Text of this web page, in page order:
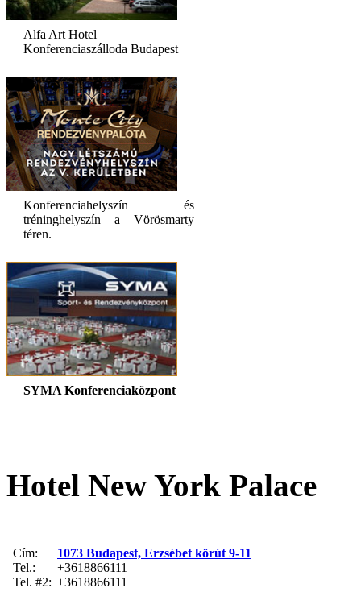
Alfa Art Hotel
Konferenciaszálloda Budapest
Konferenciahelyszín és
tréninghelyszín a Vörösmarty
téren.
SYMA Konferenciaközpont
Hotel New York Palace
Cím:
1073 Budapest, Erzsébet körút 9-11
Tel.:
+3618866111
Tel. #2: +3618866111